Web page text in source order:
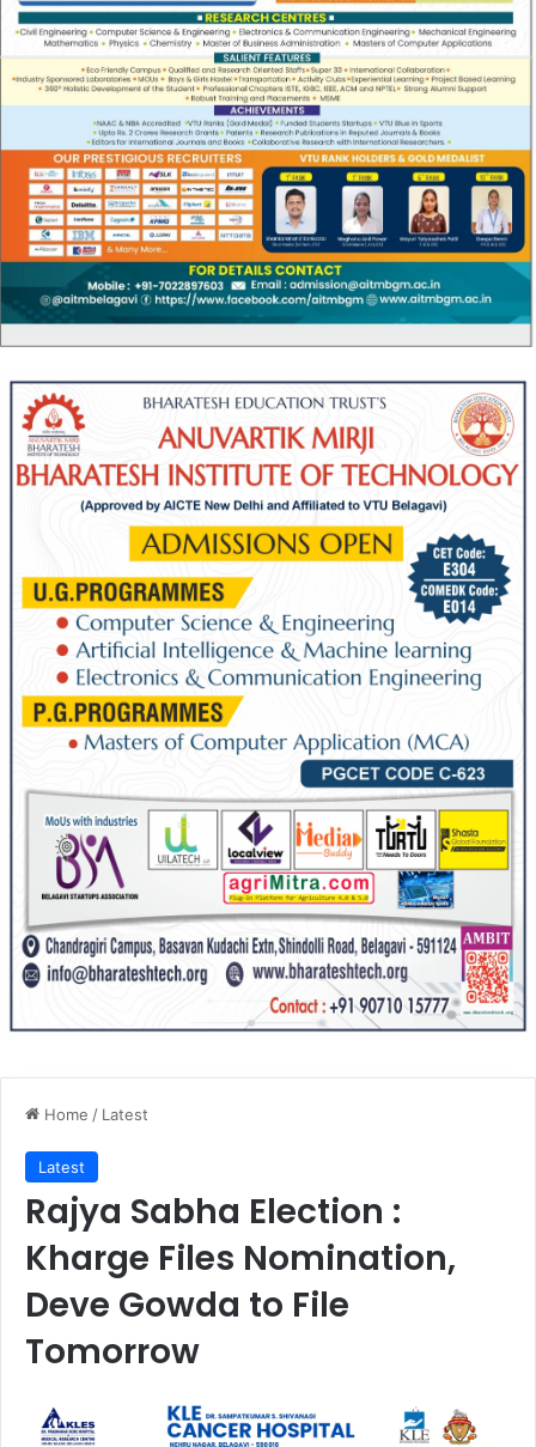
Home / Latest
Latest
Rajya Sabha Election :
Kharge Files Nomination,
Deve Gowda to File
Tomorrow